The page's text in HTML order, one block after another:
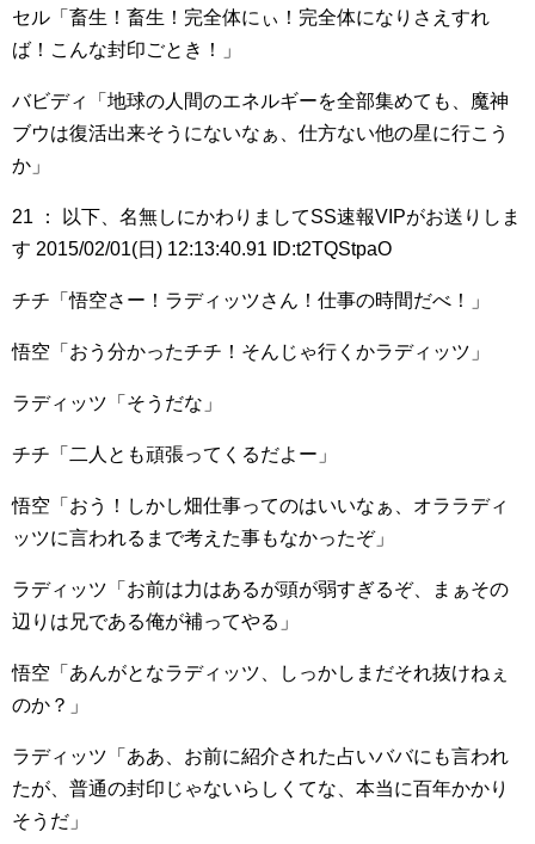
セル「畜生！畜生！完全体にぃ！完全体になりさえすれ
ば！こんな封印ごとき！」
バビディ「地球の人間のエネルギーを全部集めても、魔神
ブウは復活出来そうにないなぁ、仕方ない他の星に行こう
か」
21 ： 以下、名無しにかわりましてSS速報VIPがお送りしま
す 2015/02/01(日) 12:13:40.91 ID:t2TQStpaO
チチ「悟空さー！ラディッツさん！仕事の時間だべ！」
悟空「おう分かったチチ！そんじゃ行くかラディッツ」
ラディッツ「そうだな」
チチ「二人とも頑張ってくるだよー」
悟空「おう！しかし畑仕事ってのはいいなぁ、オララディ
ッツに言われるまで考えた事もなかったぞ」
ラディッツ「お前は力はあるが頭が弱すぎるぞ、まぁその
辺りは兄である俺が補ってやる」
悟空「あんがとなラディッツ、しっかしまだそれ抜けねぇ
のか？」
ラディッツ「ああ、お前に紹介された占いババにも言われ
たが、普通の封印じゃないらしくてな、本当に百年かかり
そうだ」